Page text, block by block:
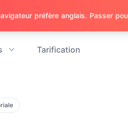
Tarification